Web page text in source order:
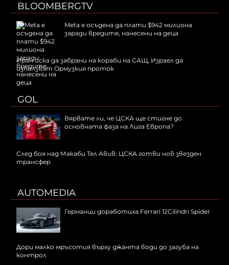
BLOOMBERGTV
Meta е осъдена да плати $942 милиона
заради вредите, нанесени на деца
Иран иска да забрани на кораби на САЩ, Израел да
използват Ормузкия проток
GOL
Вярвате ли, че ЦСКА ще стигне до
основната фаза на Лига Европа?
След боя над Макаби Тел Авив: ЦСКА готви нов звезден
трансфер
AUTOMEDIA
Германци доработиха Ferrari 12Cilindri Spider
Дори малко мръсотия върху джанта води до загуба на
контрол